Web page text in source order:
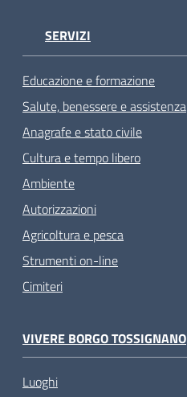
SERVIZI
Educazione e formazione
Salute, benessere e assistenza
Anagrafe e stato civile
Cultura e tempo libero
Ambiente
Autorizzazioni
Agricoltura e pesca
Strumenti on-line
Cimiteri
VIVERE BORGO TOSSIGNANO
Luoghi